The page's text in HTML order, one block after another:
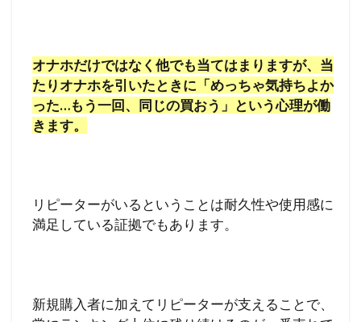
オナホだけではなく他でも当てはまりますが、当
たりオナホを引いたときに「めっちゃ気持ちよか
った…もう一回、同じの買おう」という心理が働
きます。
リピーターがいるということは耐久性や使用感に
満足している証拠でもあります。
新規購入者に加えてリピーターが支えることで、